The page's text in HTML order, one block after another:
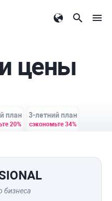
цены
план
20%
3-летний план
сэкономьте 34%
бизнеса